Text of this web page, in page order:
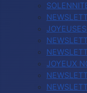
JOYEUX